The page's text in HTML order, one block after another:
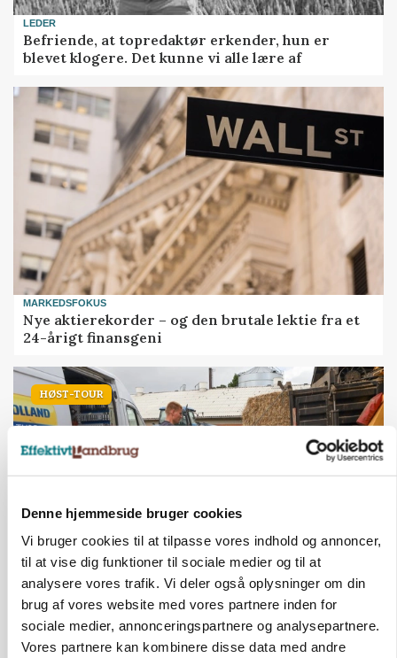
Denne hjemmeside bruger cookies
Vi bruger cookies til at tilpasse vores indhold og annoncer,
til at vise dig funktioner til sociale medier og til at
analysere vores trafik. Vi deler også oplysninger om din
brug af vores website med vores partnere inden for
sociale medier, annonceringspartnere og analysepartnere.
Vores partnere kan kombinere disse data med andre
LEDER
Befriende, at topredaktør erkender, hun er
blevet klogere. Det kunne vi alle lære af
MARKEDSFOKUS
Nye aktierekorder – og den brutale lektie fra et
24-årigt finansgeni
HØST-TOUR
PLANTER
På døgnvagt i høsten